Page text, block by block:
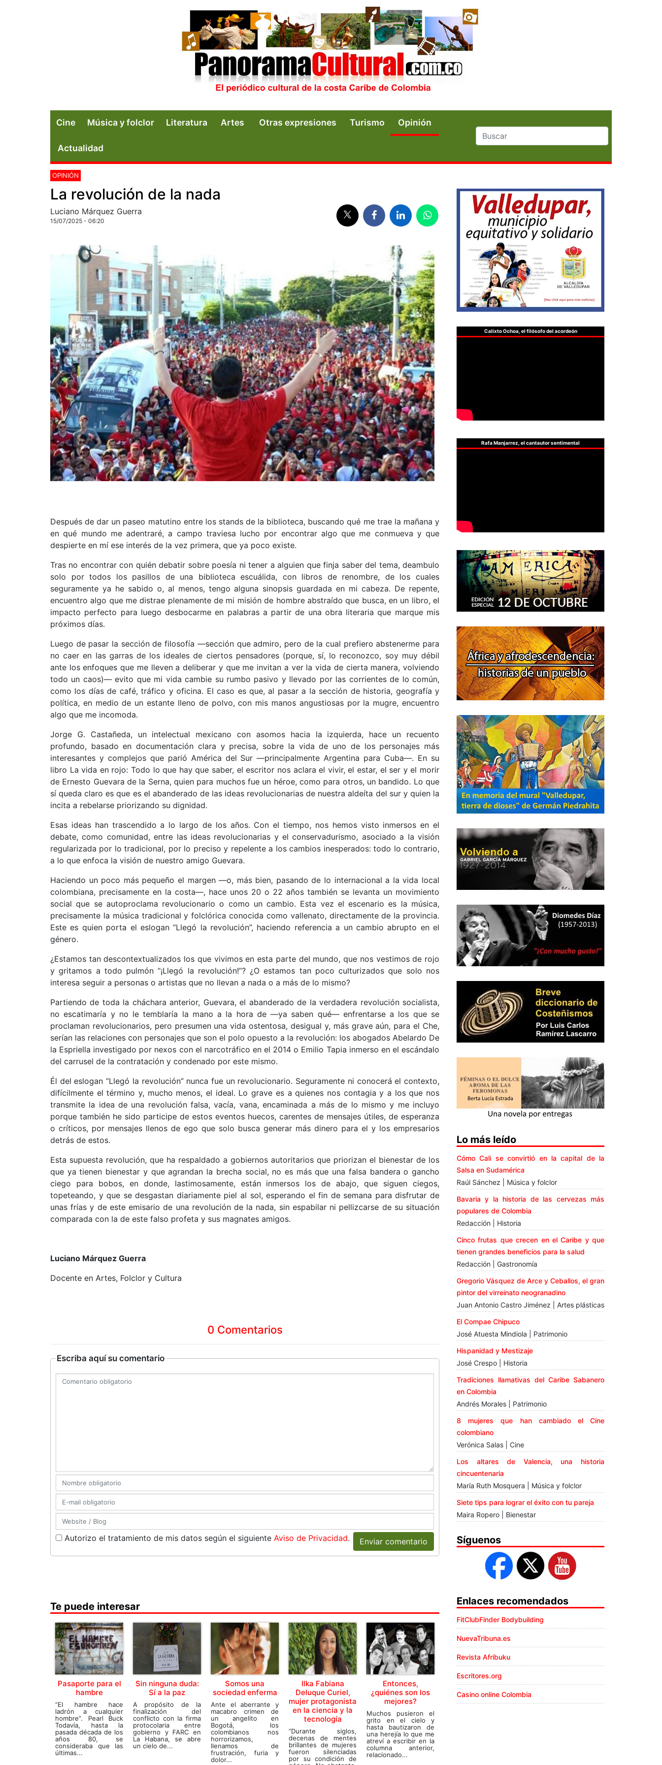
Cine Música y folclor Literatura Artes Otras expresiones Turismo Opinión
Actualidad
OPINIÓN
La revolución de la nada
Luciano Márquez Guerra
15/07/2025 - 06:20
Después de dar un paseo matutino entre los stands de la biblioteca, buscando qué me trae la mañana y
en qué mundo me adentraré, a campo traviesa lucho por encontrar algo que me conmueva y que
despierte en mí ese interés de la vez primera, que ya poco existe.
Tras no encontrar con quién debatir sobre poesía ni tener a alguien que finja saber del tema, deambulo
solo por todos los pasillos de una biblioteca escuálida, con libros de renombre, de los cuales
seguramente ya he sabido o, al menos, tengo alguna sinopsis guardada en mi cabeza. De repente,
encuentro algo que me distrae plenamente de mi misión de hombre abstraído que busca, en un libro, el
impacto perfecto para luego desbocarme en palabras a partir de una obra literaria que marque mis
próximos días.
Luego de pasar la sección de filosofía —sección que admiro, pero de la cual prefiero abstenerme para
no caer en las garras de los ideales de ciertos pensadores (porque, sí, lo reconozco, soy muy débil
ante los enfoques que me lleven a deliberar y que me invitan a ver la vida de cierta manera, volviendo
todo un caos)— evito que mi vida cambie su rumbo pasivo y llevado por las corrientes de lo común,
como los días de café, tráfico y oficina. El caso es que, al pasar a la sección de historia, geografía y
política, en medio de un estante lleno de polvo, con mis manos angustiosas por la mugre, encuentro
algo que me incomoda.
Jorge G. Castañeda, un intelectual mexicano con asomos hacia la izquierda, hace un recuento
profundo, basado en documentación clara y precisa, sobre la vida de uno de los personajes más
interesantes y complejos que parió América del Sur —principalmente Argentina para Cuba—. En su
libro La vida en rojo: Todo lo que hay que saber, el escritor nos aclara el vivir, el estar, el ser y el morir
de Ernesto Guevara de la Serna, quien para muchos fue un héroe, como para otros, un bandido. Lo que
sí queda claro es que es el abanderado de las ideas revolucionarias de nuestra aldeíta del sur y quien la
incita a rebelarse priorizando su dignidad.
Esas ideas han trascendido a lo largo de los años. Con el tiempo, nos hemos visto inmersos en el
debate, como comunidad, entre las ideas revolucionarias y el conservadurismo, asociado a la visión
regularizada por lo tradicional, por lo preciso y repelente a los cambios inesperados: todo lo contrario,
a lo que enfoca la visión de nuestro amigo Guevara.
Haciendo un poco más pequeño el margen —o, más bien, pasando de lo internacional a la vida local
colombiana, precisamente en la costa—, hace unos 20 o 22 años también se levanta un movimiento
social que se autoproclama revolucionario o como un cambio. Esta vez el escenario es la música,
precisamente la música tradicional y folclórica conocida como vallenato, directamente de la provincia.
Este es quien porta el eslogan “Llegó la revolución”, haciendo referencia a un cambio abrupto en el
género.
¿Estamos tan descontextualizados los que vivimos en esta parte del mundo, que nos vestimos de rojo
y gritamos a todo pulmón “¡Llegó la revolución!”? ¿O estamos tan poco culturizados que solo nos
interesa seguir a personas o artistas que no llevan a nada o a más de lo mismo?
Partiendo de toda la cháchara anterior, Guevara, el abanderado de la verdadera revolución socialista,
no escatimaría y no le temblaría la mano a la hora de —ya saben qué— enfrentarse a los que se
proclaman revolucionarios, pero presumen una vida ostentosa, desigual y, más grave aún, para el Che,
serían las relaciones con personajes que son el polo opuesto a la revolución: los abogados Abelardo De
la Espriella investigado por nexos con el narcotráfico en el 2014 o Emilio Tapia inmerso en el escándalo
del carrusel de la contratación y condenado por este mismo.
Él del eslogan “Llegó la revolución” nunca fue un revolucionario. Seguramente ni conocerá el contexto,
difícilmente el término y, mucho menos, el ideal. Lo grave es a quienes nos contagia y a los que nos
transmite la idea de una revolución falsa, vacía, vana, encaminada a más de lo mismo y me incluyo
porque también he sido participe de estos eventos huecos, carentes de mensajes útiles, de esperanza
o críticos, por mensajes llenos de ego que solo busca generar más dinero para el y los empresarios
detrás de estos.
Esta supuesta revolución, que ha respaldado a gobiernos autoritarios que priorizan el bienestar de los
que ya tienen bienestar y que agrandan la brecha social, no es más que una falsa bandera o gancho
ciego para bobos, en donde, lastimosamente, están inmersos los de abajo, que siguen ciegos,
topeteando, y que se desgastan diariamente piel al sol, esperando el fin de semana para disfrutar de
unas frías y de este emisario de una revolución de la nada, sin espabilar ni pellizcarse de su situación
comparada con la de este falso profeta y sus magnates amigos.
Luciano Márquez Guerra
Docente en Artes, Folclor y Cultura
0 Comentarios
Escriba aquí su comentario
Autorizo el tratamiento de mis datos según el siguiente Aviso de Privacidad. Enviar comentario
Te puede interesar
Pasaporte para el
hambre
“El hambre hace
ladrón a cualquier
hombre”. Pearl Buck
Todavía, hasta la
pasada década de los
años 80, se
consideraba que las
últimas...
Sin ninguna duda:
Sí a la paz
A propósito de la
finalización del
conflicto con la firma
protocolaria entre
gobierno y FARC en
La Habana, se abre
un cielo de...
Somos una
sociedad enferma
Ante el aberrante y
macabro crimen de
un angelito en
Bogotá, los
colombianos nos
horrorizamos,
llenamos de
frustración, furia y
dolor...
Ilka Fabiana
Deluque Curiel,
mujer protagonista
en la ciencia y la
tecnología
“Durante siglos,
decenas de mentes
brillantes de mujeres
fueron silenciadas
por su condición de
Entonces,
¿quiénes son los
mejores?
Muchos pusieron el
grito en el cielo y
hasta bautizaron de
una herejía lo que me
atreví a escribir en la
columna anterior,
relacionado...
Calixto Ochoa, el filósofo del acordeón
Rafa Manjarrez, el cantautor sentimental
Lo más leído
Cómo Cali se convirtió en la capital de la
Salsa en Sudamérica
Raúl Sánchez | Música y folclor
Bavaria y la historia de las cervezas más
populares de Colombia
Redacción | Historia
Cinco frutas que crecen en el Caribe y que
tienen grandes beneficios para la salud
Redacción | Gastronomía
Gregorio Vásquez de Arce y Ceballos, el gran
pintor del virreinato neogranadino
Juan Antonio Castro Jiménez | Artes plásticas
El Compae Chipuco
José Atuesta Mindiola | Patrimonio
Hispanidad y Mestizaje
José Crespo | Historia
Tradiciones llamativas del Caribe Sabanero
en Colombia
Andrés Morales | Patrimonio
8 mujeres que han cambiado el Cine
colombiano
Verónica Salas | Cine
Los altares de Valencia, una historia
cincuentenaria
María Ruth Mosquera | Música y folclor
Siete tips para lograr el éxito con tu pareja
Maira Ropero | Bienestar
Síguenos
Enlaces recomendados
FitClubFinder Bodybuilding
NuevaTribuna.es
Revista Afribuku
Escritores.org
Casino online Colombia